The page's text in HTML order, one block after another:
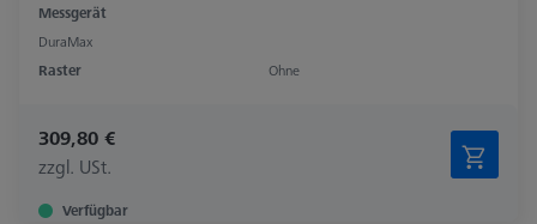
Messgerät
DuraMax
Raster
Ohne
309,80 €
zzgl. USt.
Verfügbar